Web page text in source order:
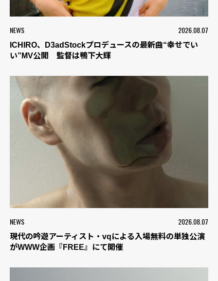
NEWS 2026.08.07
ICHIRO、D3adStockプロデュースの最新曲“幸せでい
い”MV公開 監督は鴨下大輝
NEWS 2026.08.07
現代の吟遊アーティスト・vqによる入場無料の単独公演
がWWW企画『FREE』にて開催